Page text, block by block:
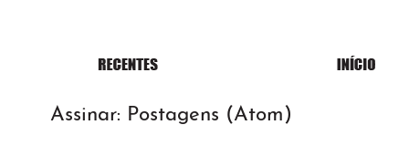
Assinar: Postagens (Atom)